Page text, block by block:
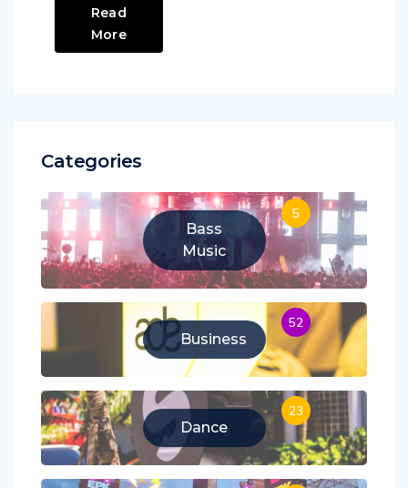
Read
More
Categories
Bass
Music
5
Business
52
Dance
23